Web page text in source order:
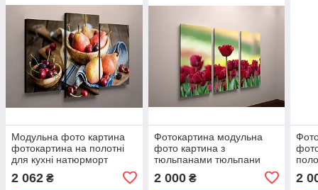
Модульна фото картина
фотокартина на полотні
для кухні натюрморт
полотно 3 модулі VE
2 062 ₴
Фотокартина модульна
фото картина з
тюльпанами тюльпани
квіти на полотні полотно
VE
2 000₴ 2